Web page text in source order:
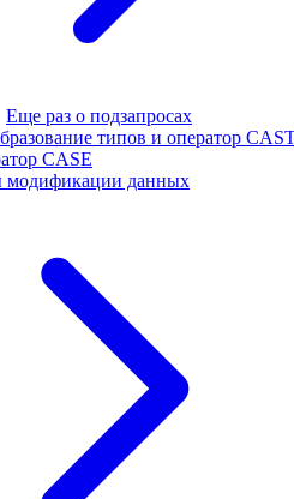
Еще раз о подзапросах
типов и оператор
CASE
модификации данных